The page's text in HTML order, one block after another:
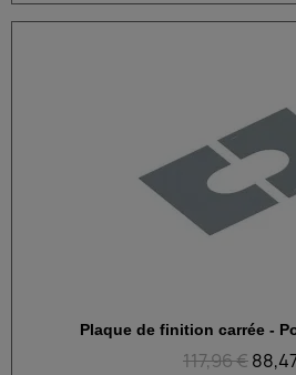
Aperçu
Plaque de finition carrée -
117,96 €